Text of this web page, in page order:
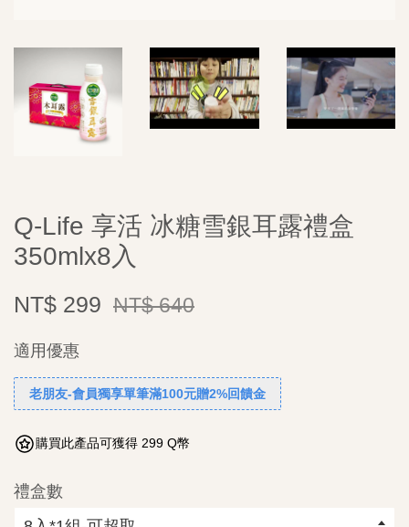
Q-Life 享活 冰糖雪銀耳露禮盒
350mlx8入
NT$ 299 NT$ 640
適用優惠
老朋友-會員獨享單筆滿100元贈2%回饋金
購買此產品可獲得 299 Q幣
禮盒數